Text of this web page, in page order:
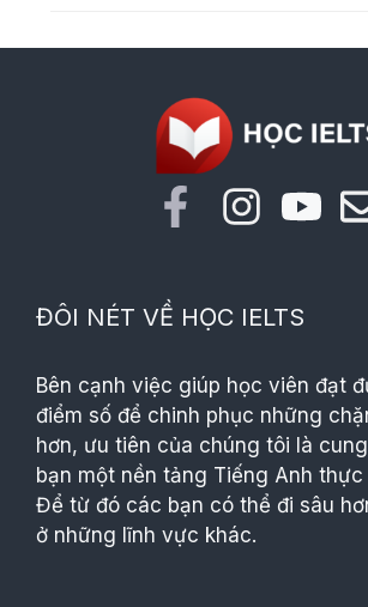
ĐÔI NÉT VỀ HỌC IELTS
Bên cạnh việc giúp học viên đạt
điểm số để chinh phục những
hơn, ưu tiên của chúng tôi là
bạn một nền tảng Tiếng Anh thực
Để từ đó các bạn có thể đi sâu
ở những lĩnh vực khác.